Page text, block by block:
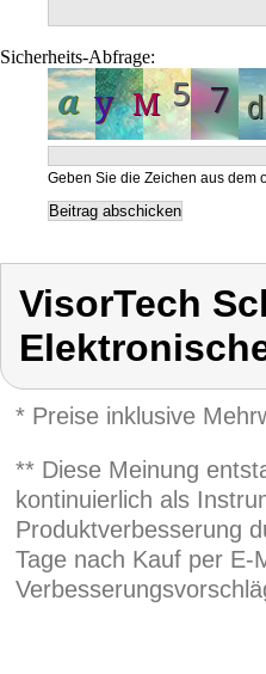
Sicherheits-Abfrage:
Geben Sie die Zeichen aus dem
VisorTech
* Preise inklusive
** Diese Meinung
kontinuierlich als
Produktverbesserung
Tage nach Kauf per E-